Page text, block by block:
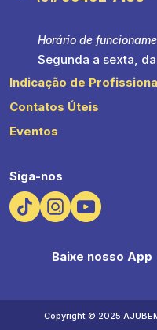
Horário de
Segunda a sexta,
Indicação de
Contatos Úteis
Eventos
Siga-nos
Baixe nosso App
Copyright © 2025